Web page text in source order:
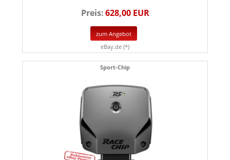
Preis:628,00 EUR
zum Angebot
eBay.de (*)
Sport-Chip